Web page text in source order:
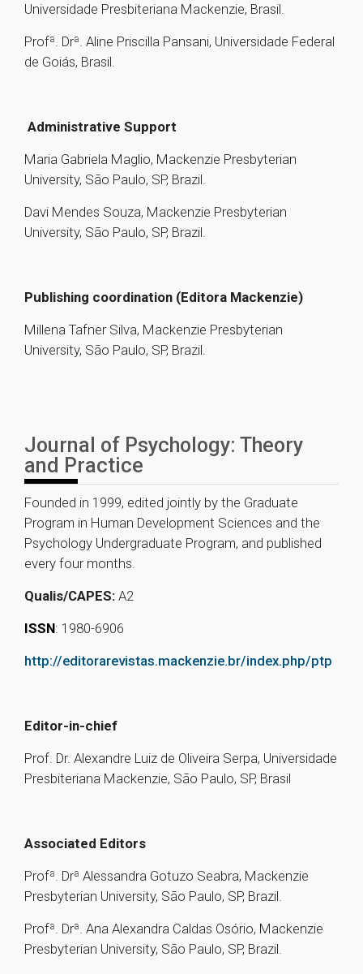
Universidade Presbiteriana Mackenzie, Brasil.
Profª. Drª. Aline Priscilla Pansani, Universidade Federal
de Goiás, Brasil.
Administrative Support
Maria Gabriela Maglio, Mackenzie Presbyterian
University, São Paulo, SP, Brazil.
Davi Mendes Souza, Mackenzie Presbyterian
University, São Paulo, SP, Brazil.
Publishing coordination (Editora Mackenzie)
Millena Tafner Silva, Mackenzie Presbyterian
University, São Paulo, SP, Brazil.
Journal of Psychology: Theory
and Practice
Founded in 1999, edited jointly by the Graduate
Program in Human Development Sciences and the
Psychology Undergraduate Program, and published
every four months.
Qualis/CAPES: A2
ISSN: 1980-6906
http://editorarevistas.mackenzie.br/index.php/ptp
Editor-in-chief
Prof. Dr. Alexandre Luiz de Oliveira Serpa, Universidade
Presbiteriana Mackenzie, São Paulo, SP, Brasil
Associated Editors
Profª. Drª Alessandra Gotuzo Seabra, Mackenzie
Presbyterian University, São Paulo, SP, Brazil.
Profª. Drª. Ana Alexandra Caldas Osório, Mackenzie
Presbyterian University, São Paulo, SP, Brazil.